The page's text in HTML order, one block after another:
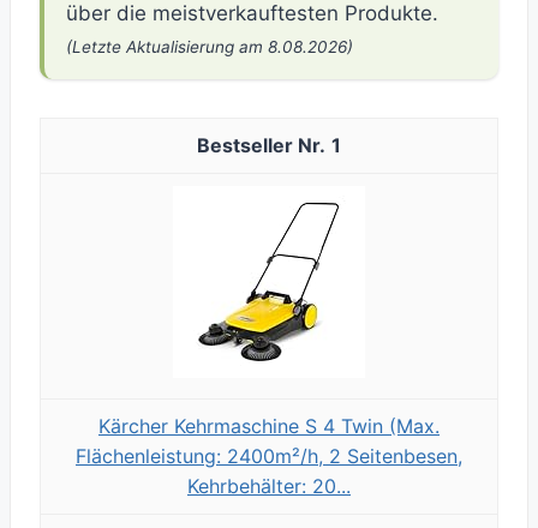
über die meistverkauftesten Produkte.
(Letzte Aktualisierung am 8.08.2026)
1
Kärcher Kehrmaschine S 4 Twin (Max.
Flächenleistung: 2400m²/h, 2 Seitenbesen,
Kehrbehälter: 20...